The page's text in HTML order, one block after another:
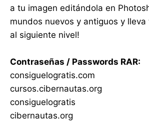
a tu imagen editándola en
mundos nuevos y antiguos y
al siguiente nivel!
Contraseñas / Passwords RAR:
consiguelogratis.com
cursos.cibernautas.org
consiguelogratis
cibernautas.org